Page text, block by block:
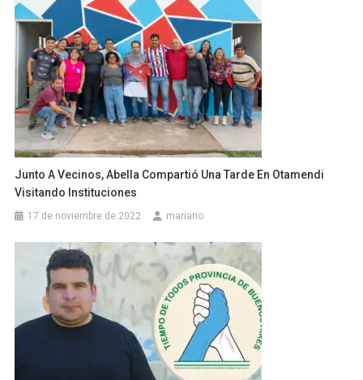
Junto A Vecinos, Abella Compartió Una Tarde En Otamendi
Visitando Instituciones
17 de noviembre de 2022 mariano